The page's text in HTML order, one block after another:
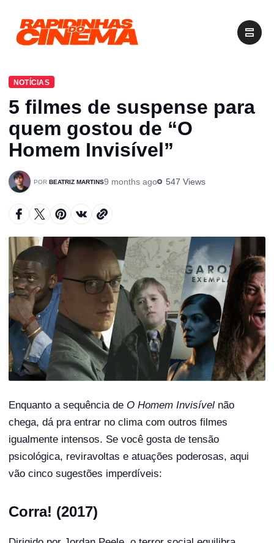
5 filmes de suspense para
quem gostou de “O
Homem Invisível”
BEATRIZ MARTINS
NOTÍCIAS
9 months ago 547 Views
Enquanto a sequência de O Homem Invisível não
chega, dá pra entrar no clima com outros filmes
igualmente intensos. Se você gosta de tensão
psicológica, reviravoltas e atuações poderosas, aqui
vão cinco sugestões imperdíveis:
Corra! (2017)